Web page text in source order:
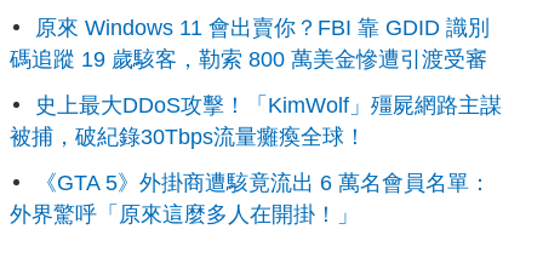
原來 Windows 11 會出賣你？FBI 靠 GDID 識別
碼追蹤 19 歲駭客，勒索 800 萬美金慘遭引渡受審
史上最大DDoS攻擊！「KimWolf」殭屍網路主謀
被捕，破紀錄30Tbps流量癱瘓全球！
《GTA 5》外掛商遭駭竟流出 6 萬名會員名單：
外界驚呼「原來這麼多人在開掛！」